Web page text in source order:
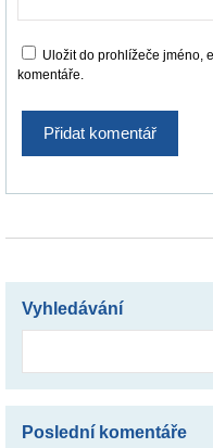
Uložit do prohlížeče jméno,
komentáře.
Vyhledávání
Poslední komentáře